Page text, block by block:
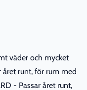
väder och mycket
året runt, för rum med
- Passar året runt,